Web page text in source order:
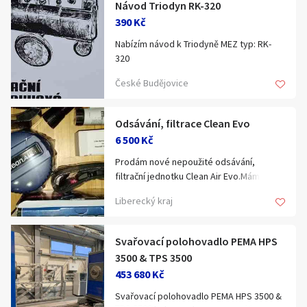
Návod Triodyn RK-320
390 Kč
Nabízím návod k Triodyně MEZ typ: RK-
320
Zašlu po dohodě poštou nebo
Zkoukněte i ostatní moje návody a
ddokumentace!
České Budějovice
Odsávání, filtrace Clean Evo
6 500 Kč
Prodám nové nepoužité odsávání,
filtrační jednotku Clean Air Evo.Mám více
dobírku.,...........................................
Liberecký kraj
Svařovací polohovadlo PEMA HPS
3500 & TPS 3500
453 680 Kč
Svařovací polohovadlo PEMA HPS 3500 &
Km
Celá ČR
Hlavní město Praha
Jihočeský kraj
Jihomoravský kraj
Zobrazit všechny regiony
Stáří inzerátu
Klíčové slovo:
Neuvedeno
Lokalita:
Neuvedeno
Ráno Večer
E-mail
Souhlasím s personalizací nabídek, zasíláním
marketingových materiálů a upozornění.